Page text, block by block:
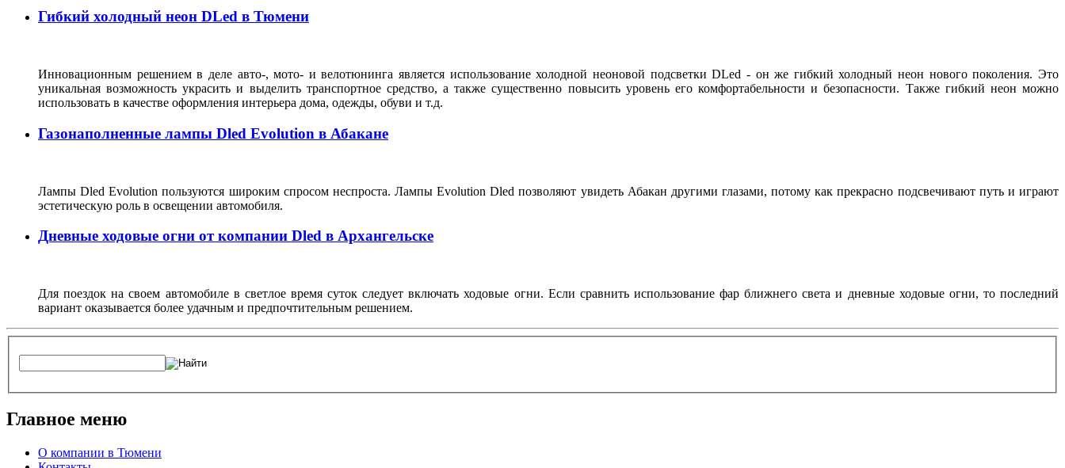
Гибкий холодный неон DLed в Тюмени
Инновационным решением в деле авто-, мото- и велотюнинга является использование холодной неоновой подсветки DLed - он же гибкий холодный неон нового поколения. Это
уникальная возможность украсить и выделить транспортное средство, а также существенно повысить уровень его комфортабельности и безопасности. Также гибкий неон можно
использовать в качестве оформления интерьера дома, одежды, обуви и т.д.
Газонаполненные лампы Dled Evolution в Абакане
Лампы Dled Evolution пользуются широким спросом неспроста. Лампы Evolution Dled позволяют увидеть Абакан другими глазами, потому как прекрасно подсвечивают путь и играют
эстетическую роль в освещении автомобиля.
Дневные ходовые огни от компании Dled в Архангельске
Для поездок на своем автомобиле в светлое время суток следует включать ходовые огни. Если сравнить использование фар ближнего света и дневные ходовые огни, то последний
вариант оказывается более удачным и предпочтительным решением.
Главное меню
О компании в Тюмени